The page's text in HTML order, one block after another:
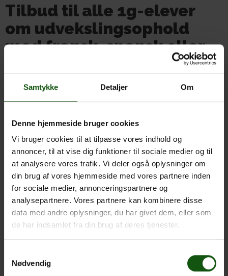
Samtykke Detaljer Om
Denne hjemmeside bruger cookies
Vi bruger cookies til at tilpasse vores indhold og
annoncer, til at vise dig funktioner til sociale medier og til
at analysere vores trafik. Vi deler også oplysninger om
din brug af vores hjemmeside med vores partnere inden
for sociale medier, annonceringspartnere og
analysepartnere. Vores partnere kan kombinere disse
data med andre oplysninger, du har givet dem, eller som
de har indsamlet fra din brug af deres tjenester.
Nødvendig
Tilbud til alle 1g-elever
om udvekslingsophold
med fransk, spansk eller
Har du lyst til at komme ud at rejse, og kunne du tænke dig
at lære unge fra andre lande at kende? På EG kan du
Tyskland. Som udvekslingselev bor du privat hos en
værtsfamilie, og du og din familie bliver selv værter for en
udvekslingselev.
Meget af tiden tilbringer vi sammen i udvekslingsgruppen,
når vi tager på ture og laver aktiviteter sammen. Vi oplever
også en skoledag i udlandet, hvor vi får lov at være fluen på
væggen. Du vil helt sikkert lære en masse om landets kultur
og blive bedre til sproget, også selvom du måske taler
engelsk med værtsfamilien.
med. Vi får tilskud fra EU-programmet Erasmus+ og kan